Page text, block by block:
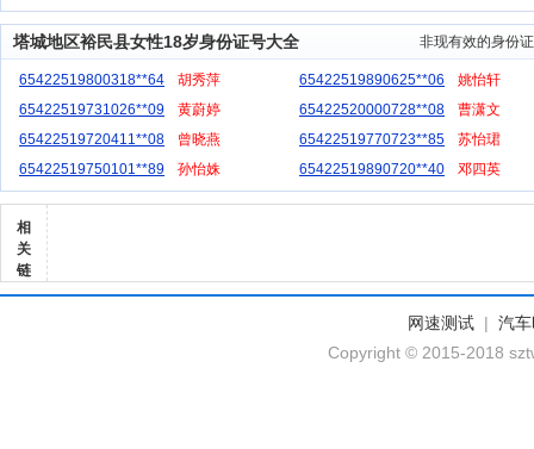
塔城地区裕民县女性18岁身份证号大全 非现有效的身份
65422519800318**64 胡秀萍 65422519890625**06
姚怡轩
65422519731026**09
黄蔚婷 65422520000728**08
曹潇文
65422519720411**08
曾晓燕 65422519770723**85
苏怡珺
65422519750101**89
孙怡姝 65422519890720**40 邓四英
相
关
链
网速测试 | 汽
Copyright © 2015-2018